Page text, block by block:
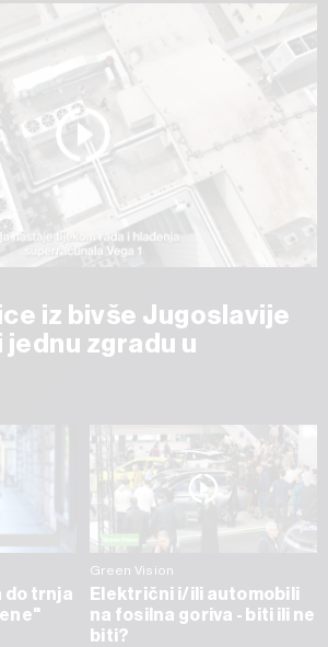
iz bivše Jugoslavije
zgradu u
do trnja
Green Vision
Električni i/ili automobili
na fosilna goriva - biti ili ne
biti?